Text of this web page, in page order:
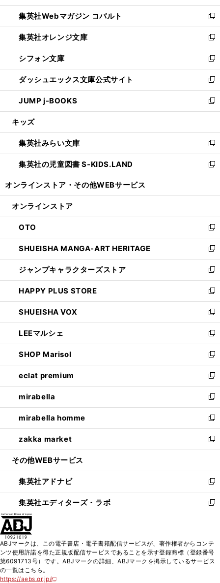
開
く
ウ
で
開
く
ン
ド
ウ
で
開
く
ウ
ィ
ン
ド
ウ
で
開
く
集英社Webマガジン コバルト
新
し
い
ウ
ィ
ン
ド
ウ
で
開
集英社オレンジ文庫
新
し
い
ウ
ィ
ン
ド
ウ
開
く
シフォン文庫
新
し
い
ウ
ィ
ン
ウ
で
開
く
ダッシュエックス文庫公式サイト
新
し
い
ウ
ン
ド
ウ
で
JUMP j-BOOKS
新
し
ウ
ィ
ン
ド
開
キッズ
集英社みらい文庫
新
し
い
ン
ウ
で
開
く
集英社の児童図書 S-KIDS.LAND
新
ウ
ン
ド
ウ
で
開
く
オンラインストア・ その他WEBサービス
オンラインストア
OTO
新
し
い
ウ
ィ
ン
ド
ウ
で
開
く
SHUEISHA MANGA-ART HERITAGE
新
し
い
ウ
ィ
ン
ド
ウ
で
開
く
ジャンプキャラクターズストア
新
し
い
ウ
ィ
ン
ド
ウ
で
開
く
HAPPY PLUS STORE
新
し
い
ウ
ィ
ン
ド
ウ
で
開
く
SHUEISHA VOX
新
し
い
ウ
ィ
ン
ド
ウ
で
開
く
LEEマルシェ
新
し
い
ウ
ィ
ン
ド
ウ
で
開
く
SHOP Marisol
新
し
い
ウ
ィ
ン
ド
ウ
で
開
eclat premium
新
し
い
ウ
ィ
ン
ド
ウ
開
く
mirabella
新
し
い
ウ
ィ
ン
ウ
で
開
く
mirabella homme
新
し
い
ウ
ン
ド
ウ
で
zakka market
新
し
ウ
ィ
ン
ド
く
その他WEBサービス
集英社アドナビ
新
し
い
ド
ウ
で
集英社エディターズ・ラボ
新
ィ
ン
ド
ABJマークは、この電子書店・電子書籍配信サービスが、著作権者からコンテ
ンツ使用許諾を得た正規版配信サービスであることを示す登録商標（登録番号
第6091713号）です。ABJマークの詳細、ABJマークを掲示しているサービス
の一覧はこちら。
https://aebs.or.jp/
新